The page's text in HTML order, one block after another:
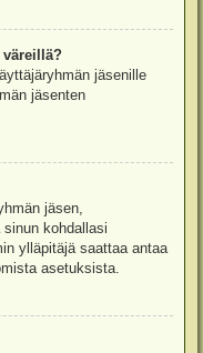
väreillä?
jäsenille
jäsenten
jäsen,
kohdallasi
ylläpitäjä saattaa antaa
asetuksista.